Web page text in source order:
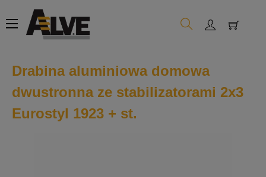
Toggle
navigation
☰
Drabina aluminiowa domowa
dwustronna ze stabilizatorami 2x3
Eurostyl 1923 + st.